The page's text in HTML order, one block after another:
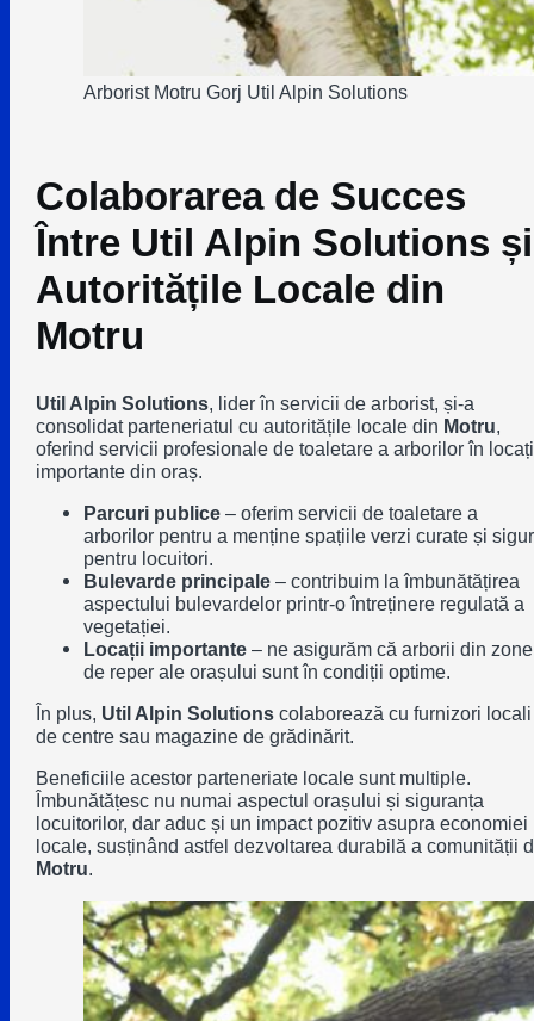
Arborist Motru Gorj Util Alpin Solutions
Colaborarea de Succes
Între Util Alpin Solutions și
Autoritățile Locale din
Motru
Util Alpin Solutions, lider în servicii de arborist, și-a
consolidat parteneriatul cu autoritățile locale din Motru,
oferind servicii profesionale de toaletare a arborilor în
importante din oraș.
Parcuri publice– oferim servicii de toaletare a
arborilor pentru a menține spațiile verzi curate și
pentru locuitori.
Bulevarde principale– contribuim la îmbunătățirea
aspectului bulevardelor printr-o întreținere regulată a
vegetației.
Locații importante– ne asigurăm că arborii din
de reper ale orașului sunt în condiții optime.
În plus, Util Alpin Solutionscolaborează cu furnizori locali
de centre sau magazine de grădinărit.
Beneficiile acestor parteneriate localesunt multiple.
Îmbunătățesc nu numai aspectul orașului și siguranța
locuitorilor, dar aduc și un impact pozitiv asupra economiei
locale, susținând astfel dezvoltarea durabilă a comunității
Motru.